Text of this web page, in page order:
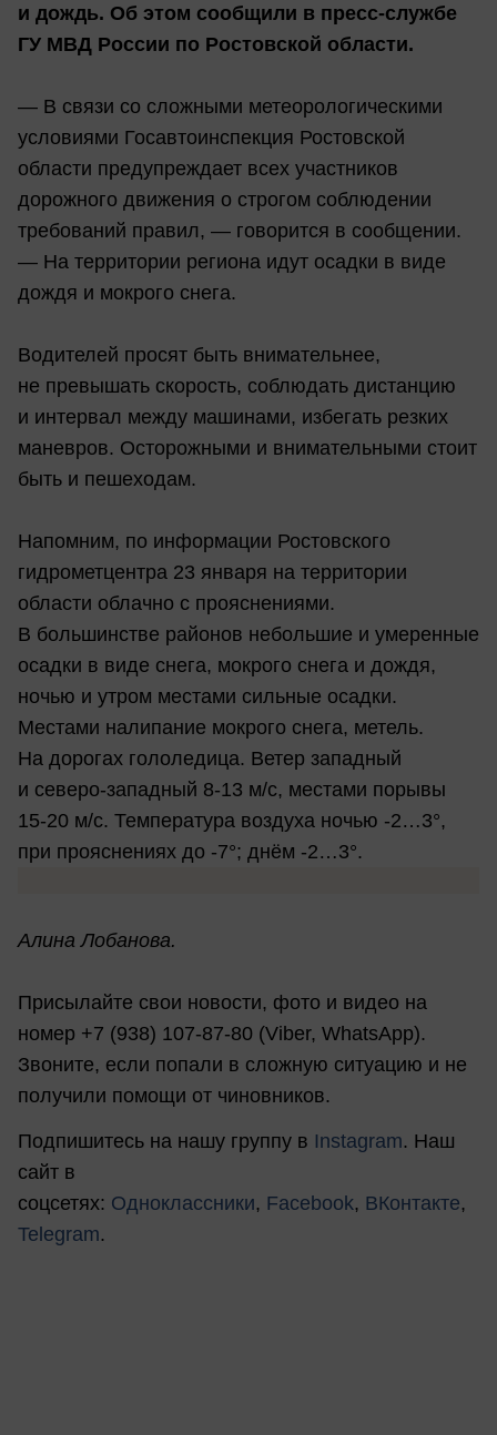
и дождь. Об этом сообщили в пресс-службе
ГУ МВД России по Ростовской области.
— В связи со сложными метеорологическими
условиями Госавтоинспекция Ростовской
области предупреждает всех участников
дорожного движения о строгом соблюдении
требований правил, — говорится в сообщении.
— На территории региона идут осадки в виде
дождя и мокрого снега.
Водителей просят быть внимательнее,
не превышать скорость, соблюдать дистанцию
и интервал между машинами, избегать резких
маневров. Осторожными и внимательными стоит
быть и пешеходам.
Напомним, по информации Ростовского
гидрометцентра 23 января на территории
области облачно с прояснениями.
В большинстве районов небольшие и умеренные
осадки в виде снега, мокрого снега и дождя,
ночью и утром местами сильные осадки.
Местами налипание мокрого снега, метель.
На дорогах гололедица. Ветер западный
и северо-западный 8-13 м/с, местами порывы
15-20 м/с. Температура воздуха ночью -2…3°,
при прояснениях до -7°; днём -2…3°.
Алина Лобанова.
Присылайте свои новости, фото и видео на
номер +7 (938) 107-87-80 (Viber, WhatsApp).
Звоните, если попали в сложную ситуацию и не
получили помощи от чиновников.
Подпишитесь на нашу группу в Instagram. Наш
сайт в
соцсетях: Одноклассники, Facebook, ВКонтакте,
Telegram.